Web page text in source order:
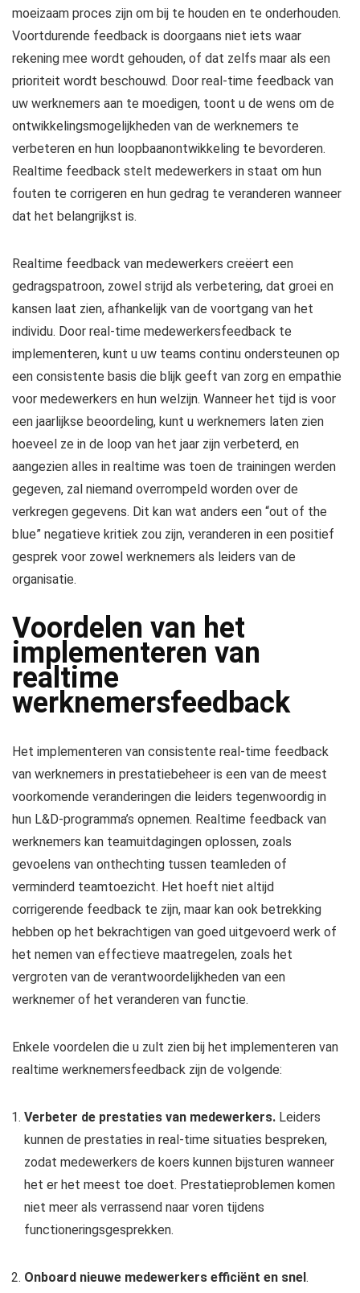
moeizaam proces zijn om bij te houden en te onderhouden.
Voortdurende feedback is doorgaans niet iets waar
rekening mee wordt gehouden, of dat zelfs maar als een
prioriteit wordt beschouwd. Door real-time feedback van
uw werknemers aan te moedigen, toont u de wens om de
ontwikkelingsmogelijkheden van de werknemers te
verbeteren en hun loopbaanontwikkeling te bevorderen.
Realtime feedback stelt medewerkers in staat om hun
fouten te corrigeren en hun gedrag te veranderen wanneer
dat het belangrijkst is.
Realtime feedback van medewerkers creëert een
gedragspatroon, zowel strijd als verbetering, dat groei en
kansen laat zien, afhankelijk van de voortgang van het
individu. Door real-time medewerkersfeedback te
implementeren, kunt u uw teams continu ondersteunen op
een consistente basis die blijk geeft van zorg en empathie
voor medewerkers en hun welzijn. Wanneer het tijd is voor
een jaarlijkse beoordeling, kunt u werknemers laten zien
hoeveel ze in de loop van het jaar zijn verbeterd, en
aangezien alles in realtime was toen de trainingen werden
gegeven, zal niemand overrompeld worden over de
verkregen gegevens. Dit kan wat anders een “out of the
blue” negatieve kritiek zou zijn, veranderen in een positief
gesprek voor zowel werknemers als leiders van de
organisatie.
Voordelen van het
implementeren van
realtime
werknemersfeedback
Het implementeren van consistente real-time feedback
van werknemers in prestatiebeheer is een van de meest
voorkomende veranderingen die leiders tegenwoordig in
hun L&D-programma’s opnemen. Realtime feedback van
werknemers kan teamuitdagingen oplossen, zoals
gevoelens van onthechting tussen teamleden of
verminderd teamtoezicht. Het hoeft niet altijd
corrigerende feedback te zijn, maar kan ook betrekking
hebben op het bekrachtigen van goed uitgevoerd werk of
het nemen van effectieve maatregelen, zoals het
vergroten van de verantwoordelijkheden van een
werknemer of het veranderen van functie.
Enkele voordelen die u zult zien bij het implementeren van
realtime werknemersfeedback zijn de volgende:
Verbeter de prestaties van medewerkers. Leiders
kunnen de prestaties in real-time situaties bespreken,
zodat medewerkers de koers kunnen bijsturen wanneer
het er het meest toe doet. Prestatieproblemen komen
niet meer als verrassend naar voren tijdens
functioneringsgesprekken.
Onboard nieuwe medewerkers efficiënt en snel.